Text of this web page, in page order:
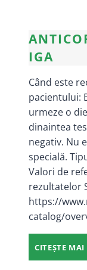
IGA
Când este
pacientului:
urmeze o
dinaintea
negativ. Nu
specială.
Valori de
rezultatelor
https://
catalog/
CITEȘTE MAI